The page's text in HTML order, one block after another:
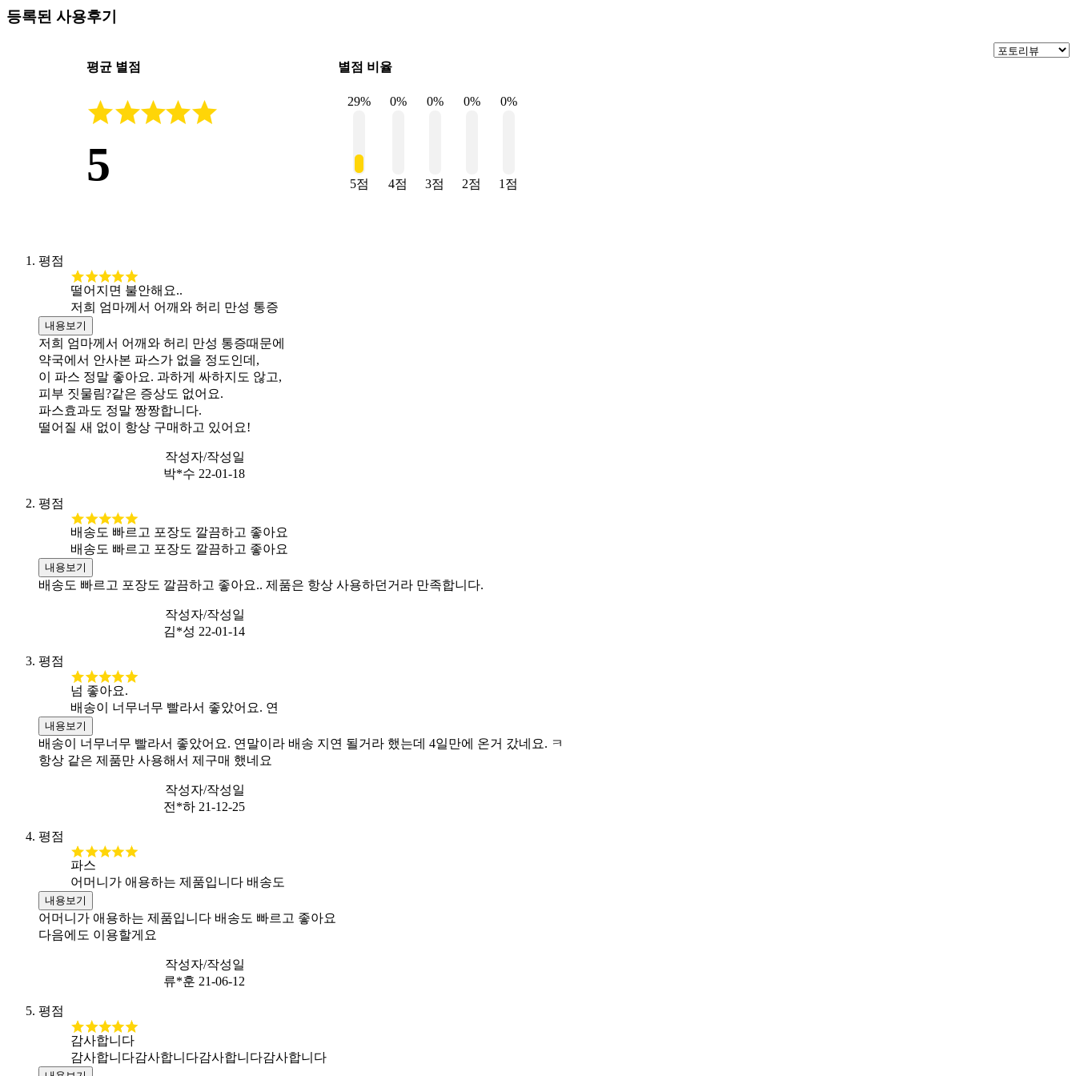
등록된 사용후기
평균 별점
5
별점 비율
29% 0% 0% 0% 0%
5점 4점 3점 2점 1점
평점
떨어지면 불안해요..
저희 엄마께서 어깨와 허리 만성 통증
내용보기
저희 엄마께서 어깨와 허리 만성 통증때문에
약국에서 안사본 파스가 없을 정도인데,
이 파스 정말 좋아요. 과하게 싸하지도 않고,
피부 짓물림?같은 증상도 없어요.
파스효과도 정말 짱짱합니다.
떨어질 새 없이 항상 구매하고 있어요!
작성자/작성일
박*수 22-01-18
평점
배송도 빠르고 포장도 깔끔하고 좋아요
배송도 빠르고 포장도 깔끔하고 좋아요
내용보기
배송도 빠르고 포장도 깔끔하고 좋아요.. 제품은 항상 사용하던거라 만족합니다.
작성자/작성일
김*성 22-01-14
평점
넘 좋아요.
배송이 너무너무 빨라서 좋았어요. 연
내용보기
배송이 너무너무 빨라서 좋았어요. 연말이라 배송 지연 될거라 했는데 4일만에 온거 갔네요. ㅋ
항상 같은 제품만 사용해서 제구매 했네요
작성자/작성일
전*하21-12-25
평점
파스
어머니가 애용하는 제품입니다 배송도
내용보기
어머니가 애용하는 제품입니다 배송도 빠르고 좋아요
다음에도 이용할게요
작성자/작성일
류*훈 21-06-12
평점
감사합니다
감사합니다감사합니다감사합니다감사합니다